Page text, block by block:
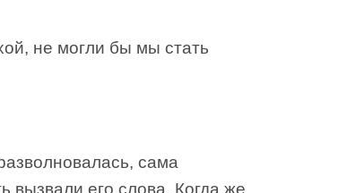
не могли бы мы стать
сама
вызвали его слова. Когда же